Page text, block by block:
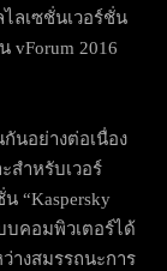
ลเซชั่นเวอร์ชั่น
vForum 2016
นอย่างต่อเนื่อง
สำหรับเวอร์
“Kaspersky
บคอมพิวเตอร์ได้
างสมรรถนะการ